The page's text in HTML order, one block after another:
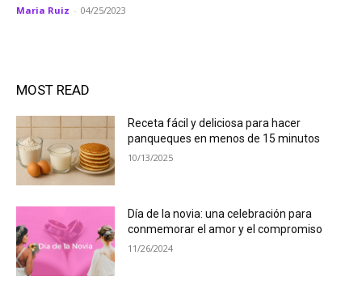
Maria Ruiz - 04/25/2023
MOST READ
Receta fácil y deliciosa para hacer
panqueques en menos de 15 minutos
10/13/2025
Día de la novia: una celebración para
conmemorar el amor y el compromiso
11/26/2024